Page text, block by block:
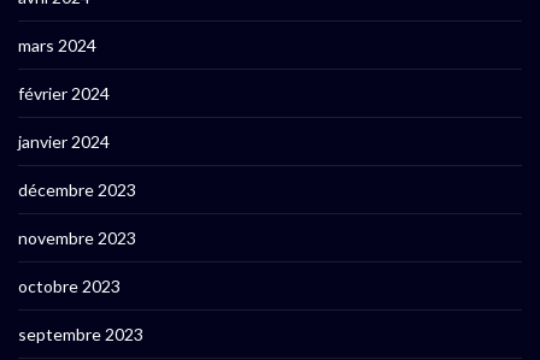
mars 2024
février 2024
janvier 2024
décembre 2023
novembre 2023
octobre 2023
septembre 2023